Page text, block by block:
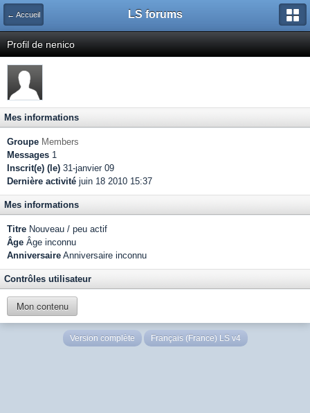
← Accueil LS forums
Profil de nenico
Mes informations
Groupe Members
Messages 1
Inscrit(e) (le) 31-janvier 09
Dernière activité juin 18 2010 15:37
Mes informations
Titre Nouveau / peu actif
Âge Âge inconnu
Anniversaire Anniversaire inconnu
Contrôles utilisateur
Mon contenu
Version complète Français (France) LS v4